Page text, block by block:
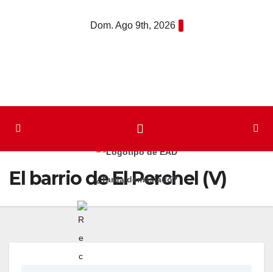
Dom. Ago 9th, 2026
El barrio de El Perchel (V)
¿Tarda demasiado?